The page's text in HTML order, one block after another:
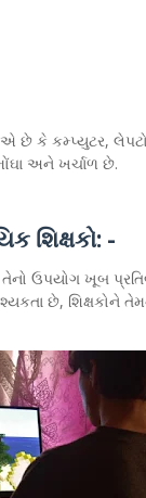
એ છે કે કમ્પ્યુટર,
અને ખર્ચાળ છે.
શિક્ષકો: -
તેનો ઉપયોગ ખૂબ
છે, શિક્ષકોને